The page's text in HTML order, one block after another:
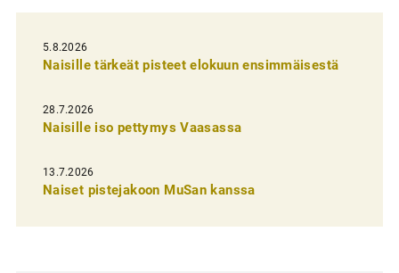
e
l
i
e
n
e
5.8.2026
Naisille tärkeät pisteet elokuun ensimmäisestä
28.7.2026
Naisille iso pettymys Vaasassa
13.7.2026
Naiset pistejakoon MuSan kanssa